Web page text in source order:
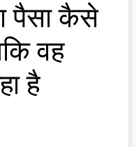
पैसा कैसे
वह
है